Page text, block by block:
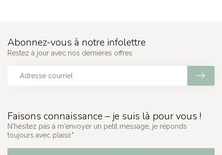
Faisons connaissance – je suis là pour vous !
N'hésitez pas à m'envoyer un petit message, je réponds
toujours avec plaisir."
Abonnez-vous à notre infolettre
Restez à jour avec nos dernières offres